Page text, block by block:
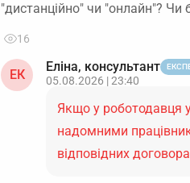
"дистанційно" чи "онлайн"? Чи
16
ЕК
Еліна, консультант
05.08.2026 | 23:40
Якщо у роботодавця
надомними
відповідних